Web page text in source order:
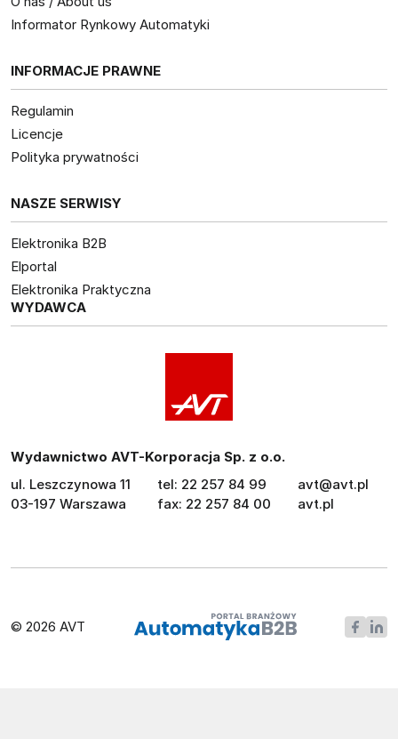
Informator Rynkowy Automatyki
INFORMACJE PRAWNE
Regulamin
Licencje
Polityka prywatności
NASZE SERWISY
Elektronika B2B
Elportal
Elektronika Praktyczna
WYDAWCA
Wydawnictwo AVT-Korporacja Sp. z o.o.
ul. Leszczynowa 11
03-197 Warszawa
tel: 22 257 84 99
fax: 22 257 84 00
avt@avt.pl
avt.pl
© 2026 AVT